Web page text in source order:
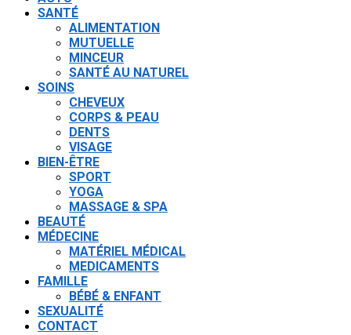
SANTÉ
ALIMENTATION
MUTUELLE
MINCEUR
SANTÉ AU NATUREL
SOINS
CHEVEUX
CORPS & PEAU
DENTS
VISAGE
BIEN-ÊTRE
SPORT
YOGA
MASSAGE & SPA
BEAUTÉ
MÉDECINE
MATÉRIEL MÉDICAL
MEDICAMENTS
FAMILLE
BÉBÉ & ENFANT
SEXUALITÉ
CONTACT